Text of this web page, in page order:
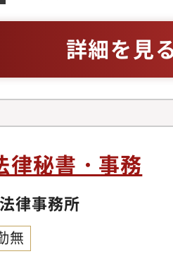
計NDA・各種契約の
らの法務相談対応、
先デューデリジェン
財産（商標・著作権
ンス研修の企画・実
備・標準化【商事法
レートガバナンス領
知作成、議事録作成
サル対応取締役会・
成、資料準備、議事
詳細を見
律秘書・事務
律事務所
無